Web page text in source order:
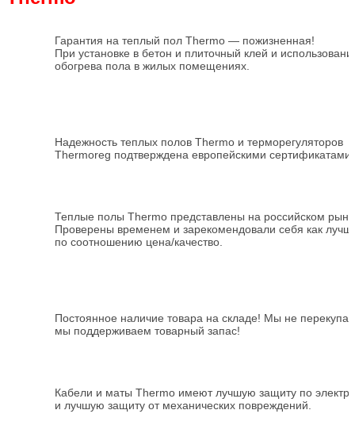
Гарантия на теплый пол Thermo — пожизненная!
При установке в бетон и плиточный клей и
обогрева пола в жилых помещениях.
Надежность теплых полов Thermo и терморегуляторов
Thermoreg подтверждена европейскими сертификатами
Теплые полы Thermo представлены на российском
Проверены временем и зарекомендовали себя как
по соотношению цена/качество.
Постоянное наличие товара на складе! Мы не
мы поддерживаем товарный запас!
Кабели и маты Thermo имеют лучшую защиту по
и лучшую защиту от механических повреждений.